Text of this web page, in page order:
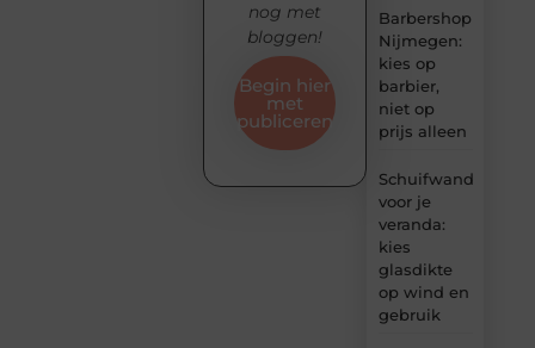
Barbershop
Nijmegen:
kies op
barbier,
niet op
prijs alleen
Schuifwand
voor je
veranda:
kies
glasdikte
op wind en
gebruik
nog met
bloggen!
Begin hier
met
publiceren